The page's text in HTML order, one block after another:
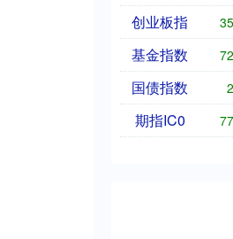
创业板指
基金指数
国债指数
期指IC0